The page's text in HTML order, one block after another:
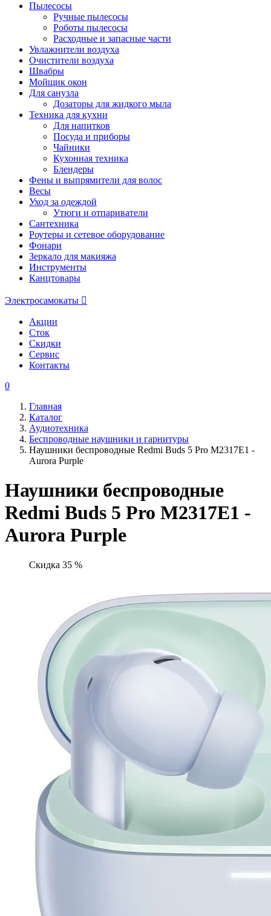
Пылесосы
Ручные пылесосы
Роботы пылесосы
Расходные и запасные части
Увлажнители воздуха
Очистители воздуха
Швабры
Мойщик окон
Для санузла
Дозаторы для жидкого мыла
Техника для кухни
Для напитков
Посуда и приборы
Чайники
Кухонная техника
Блендеры
Фены и выпрямители для волос
Весы
Уход за одеждой
Утюги и отпариватели
Сантехника
Роутеры и сетевое оборудование
Фонари
Зеркало для макияжа
Инструменты
Канцтовары
Электросамокаты
Акции
Сток
Скидки
Сервис
Контакты
0
Главная
Каталог
Аудиотехника
Беспроводные наушники и гарнитуры
Наушники беспроводные Redmi Buds 5 Pro M2317E1 -
Aurora Purple
Наушники беспроводные
Redmi Buds 5 Pro M2317E1 -
Aurora Purple
Скидка 35 %